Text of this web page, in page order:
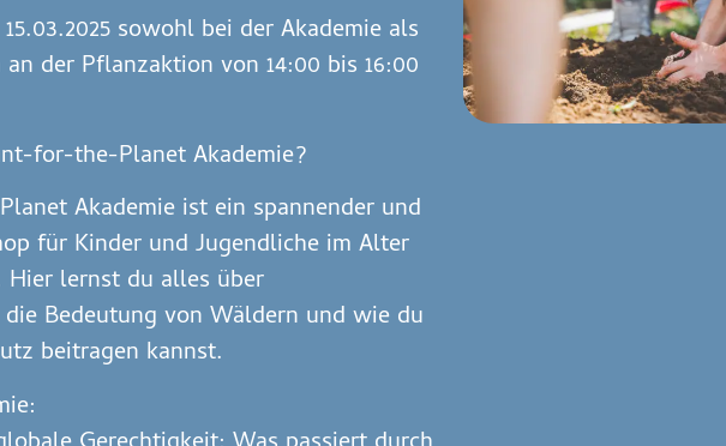
sowohl bei der Akademie als
der Pflanzaktion von 14:00 bis 16:00
for-the-Planet Akademie?
Akademie ist ein spannender und
für Kinder und Jugendliche im Alter
Hier lernst du alles über
Bedeutung von Wäldern und wie du
beitragen kannst.